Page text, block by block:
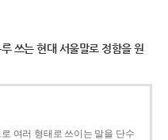
쓰는 현대 서울말로 정함을 원
여러 형태로 쓰이는 말을 단수